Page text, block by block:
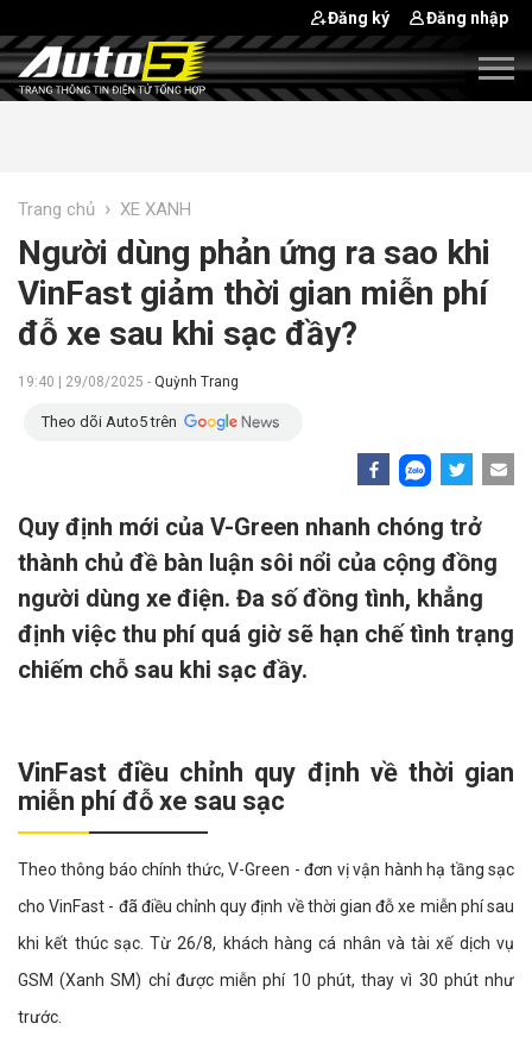
Đăng ký Đăng nhập
Trang chủ › XE XANH
Người dùng phản ứng ra sao khi
VinFast giảm thời gian miễn phí
đỗ xe sau khi sạc đầy?
19:40 | 29/08/2025 - Quỳnh Trang
Theo dõi Auto5 trên
Quy định mới của V-Green nhanh chóng trở
thành chủ đề bàn luận sôi nổi của cộng đồng
người dùng xe điện. Đa số đồng tình, khẳng
định việc thu phí quá giờ sẽ hạn chế tình trạng
chiếm chỗ sau khi sạc đầy.
VinFast điều chỉnh quy định về thời gian
miễn phí đỗ xe sau sạc
Theo thông báo chính thức, V-Green - đơn vị vận hành hạ tầng sạc
cho VinFast - đã điều chỉnh quy định về thời gian đỗ xe miễn phí sau
khi kết thúc sạc. Từ 26/8, khách hàng cá nhân và tài xế dịch vụ
GSM (Xanh SM) chỉ được miễn phí 10 phút, thay vì 30 phút như
trước.